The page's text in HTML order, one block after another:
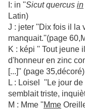
I: in ''Sicut quercus in
Latin)
J : jeter ''Dix fois il la
manquait.''(page
K : képi '' Tout jeune
d'honneur en zinc
[...]'' (page 35,décoré)
L : Loisel ''Le jour
semblait triste,
M : Mme ''Mme